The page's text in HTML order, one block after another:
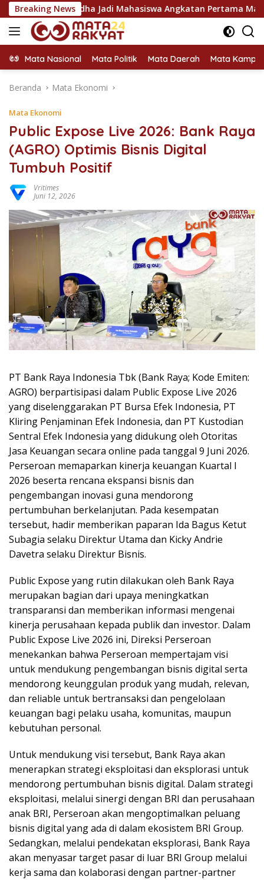
Langsung
ke
konten
Breaking News
Jadi Mahasiswa Angkatan Pertama Magister ITSI
Mata Nasional Mata Politik Mata Daerah Mata
Beranda Mata Ekonomi
Mata Ekonomi
Public Expose Live 2026: Bank Raya
(AGRO) Optimis Bisnis Digital
Tumbuh Positif
Vritimes
Juni 12, 2026
PT Bank Raya Indonesia Tbk (Bank Raya; Kode Emiten:
AGRO) berpartisipasi dalam Public Expose Live 2026
yang diselenggarakan PT Bursa Efek Indonesia, PT
Kliring Penjaminan Efek Indonesia, dan PT Kustodian
Sentral Efek Indonesia yang didukung oleh Otoritas
Jasa Keuangan secara online pada tanggal 9 Juni 2026.
Perseroan memaparkan kinerja keuangan Kuartal I
2026 beserta rencana ekspansi bisnis dan
pengembangan inovasi guna mendorong
pertumbuhan berkelanjutan. Pada kesempatan
tersebut, hadir memberikan paparan Ida Bagus Ketut
Subagia selaku Direktur Utama dan Kicky Andrie
Davetra selaku Direktur Bisnis.
Public Expose yang rutin dilakukan oleh Bank Raya
merupakan bagian dari upaya meningkatkan
transparansi dan memberikan informasi mengenai
kinerja perusahaan kepada publik dan investor. Dalam
Public Expose Live 2026 ini, Direksi Perseroan
menekankan bahwa Perseroan mempertajam visi
untuk mendukung pengembangan bisnis digital serta
mendorong keunggulan produk yang mudah, relevan,
dan reliable untuk bertransaksi dan pengelolaan
keuangan bagi pelaku usaha, komunitas, maupun
kebutuhan personal.
Untuk mendukung visi tersebut, Bank Raya akan
menerapkan strategi eksploitasi dan eksplorasi untuk
mendorong pertumbuhan bisnis digital. Dalam strategi
eksploitasi, melalui sinergi dengan BRI dan perusahaan
anak BRI, Perseroan akan mengoptimalkan peluang
bisnis digital yang ada di dalam ekosistem BRI Group.
Sedangkan, melalui pendekatan eksplorasi, Bank Raya
akan menyasar target pasar di luar BRI Group melalui
kerja sama dan kolaborasi dengan partner-partner